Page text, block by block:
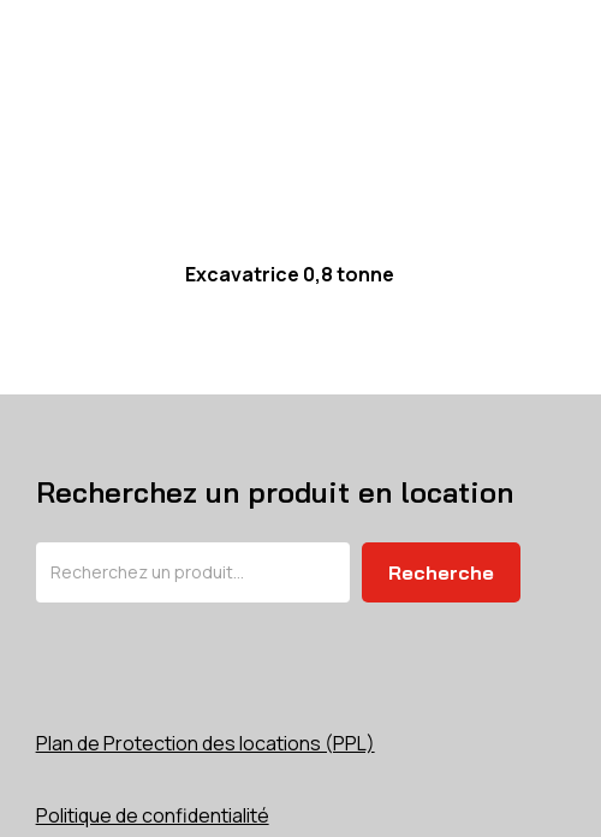
Excavatrice 0,8 tonne
Recherchez un produit en location
Recherche
Plan de Protection des locations (PPL)
Politique de confidentialité